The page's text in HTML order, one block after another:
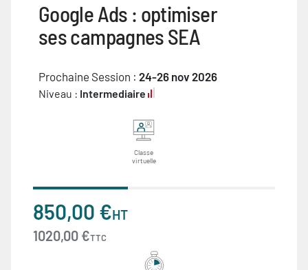
Google Ads : optimiser
ses campagnes SEA
Prochaine Session : 24-26 nov 2026
Niveau : Intermediaire
Classe
virtuelle
850,00 €HT
1020,00 €TTC